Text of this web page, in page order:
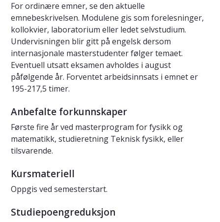
For ordinære emner, se den aktuelle
emnebeskrivelsen. Modulene gis som forelesninger,
kollokvier, laboratorium eller ledet selvstudium.
Undervisningen blir gitt på engelsk dersom
internasjonale masterstudenter følger temaet.
Eventuell utsatt eksamen avholdes i august
påfølgende år. Forventet arbeidsinnsats i emnet er
195-217,5 timer.
Anbefalte forkunnskaper
Første fire år ved masterprogram for fysikk og
matematikk, studieretning Teknisk fysikk, eller
tilsvarende.
Kursmateriell
Oppgis ved semesterstart.
Studiepoengreduksjon